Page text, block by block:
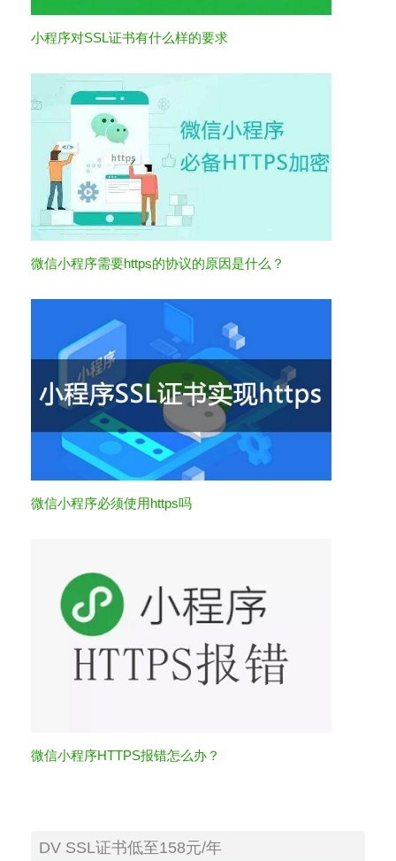
小程序对SSL证书有什么样的要求
微信小程序需要https的协议的原因是什么？
微信小程序必须使用https吗
微信小程序HTTPS报错怎么办？
DV SSL证书低至158元/年